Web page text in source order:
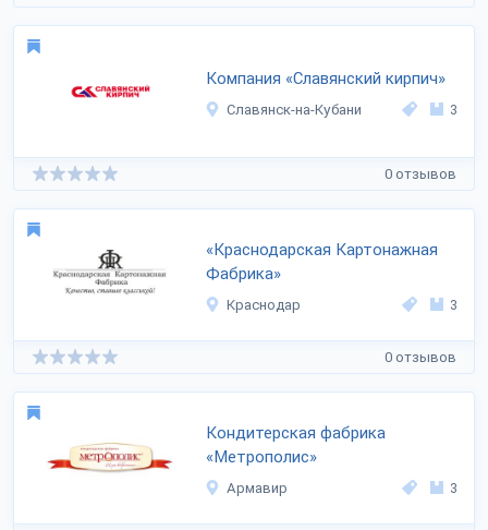
Компания «Славянский кирпич»
Славянск-на-Кубани 3
0 отзывов
«Краснодарская Картонажная
Фабрика»
Краснодар 3
0 отзывов
Кондитерская фабрика
«Метрополис»
Армавир 3